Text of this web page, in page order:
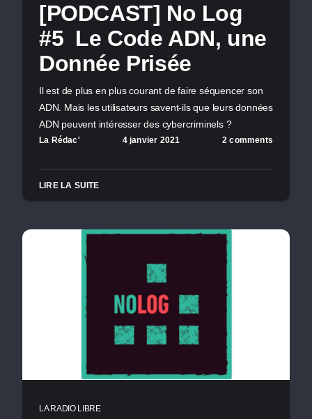
[PODCAST] No Log
#5 Le Code ADN, une
Donnée Prisée
Il est de plus en plus courant de faire séquencer son
ADN. Mais les utilisateurs savent-ils que leurs données
ADN peuvent intéresser des cybercriminels ?
La Rédac' 4 janvier 2021 2 comments
LIRE LA SUITE
LA RADIO LIBRE